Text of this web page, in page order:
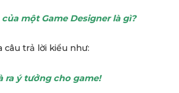
một Game Designer là gì?
trả lời kiểu như:
ra ý tưởng cho game!